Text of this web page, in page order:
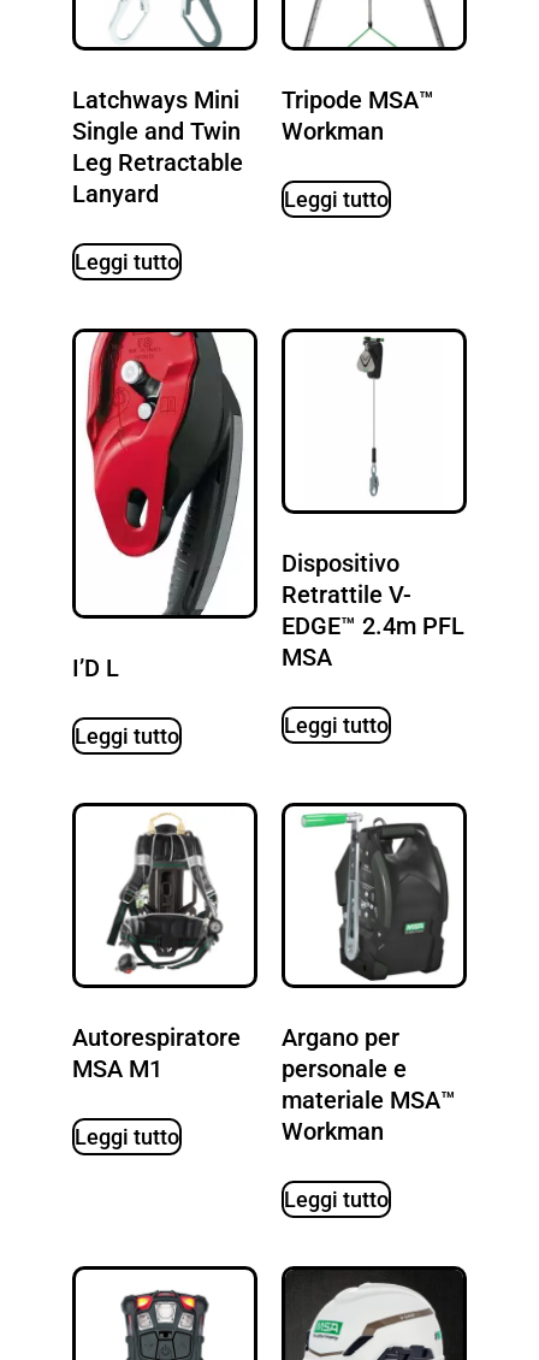
Latchways Mini
Single and Twin
Leg Retractable
Lanyard
Leggi tutto
Tripode MSA™
Workman
Leggi tutto
I’D L
Leggi tutto
Dispositivo
Retrattile V-
EDGE™ 2.4m PFL
MSA
Leggi tutto
Autorespiratore
MSA M1
Leggi tutto
Argano per
personale e
materiale MSA™
Workman
Leggi tutto